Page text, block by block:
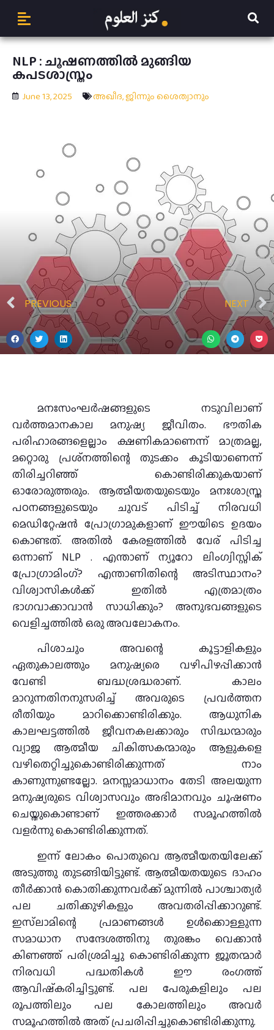
NLP : ചൂഷണത്തില്‍ മുങ്ങിയ
കപടശാസ്ത്രം
June 13, 2025 അഖീദ,ജിന്നും ശൈത്വാനും
PREVIOUS NEXT
മനഃസംഘര്‍ഷങ്ങളുടെ നടുവിലാണ്
വര്‍ത്തമാനകാല മനുഷ്യ ജീവിതം. ഭൗതിക
പരിഹാരങ്ങളെല്ലാം ക്ഷണികമാണെന്ന് മാത്രമല്ല,
മറ്റൊരു പ്രശ്‌നത്തിന്റെ തുടക്കം കൂടിയാണെന്ന്
തിരിച്ചറിഞ്ഞ് കൊണ്ടിരിക്കുകയാണ്
ഓരോരുത്തരും. ആത്മീയതയുടെയും മനഃശാസ്ത്ര
പഠനങ്ങളുടെയും ചുവട് പിടിച്ച് നിരവധി
മെഡിറ്റേഷന്‍ പ്രോഗ്രാമുകളാണ് ഈയിടെ ഉദയം
കൊണ്ടത്. അതില്‍ കേരളത്തില്‍ വേര് പിടിച്ച
ഒന്നാണ് NLP . എന്താണ് ന്യൂറോ ലിംഗ്വിസ്റ്റിക്
പ്രോഗ്രാമിംഗ്? എന്താണിതിന്റെ അടിസ്ഥാനം?
വിശ്വാസികള്‍ക്ക് ഇതില്‍ എത്രമാത്രം
ഭാഗവാക്കാവാന്‍ സാധിക്കും? അനുഭവങ്ങളുടെ
വെളിച്ചത്തില്‍ ഒരു അവലോകനം.
പിശാചും അവന്റെ കൂട്ടാളികളും
ഏതുകാലത്തും മനുഷ്യരെ വഴിപിഴപ്പിക്കാന്‍
വേണ്ടി ബദ്ധശ്രദ്ധരാണ്. കാലം
മാറുന്നതിനനുസരിച്ച് അവരുടെ പ്രവര്‍ത്തന
രീതിയും മാറിക്കൊണ്ടിരിക്കും. ആധുനിക
കാലഘട്ടത്തില്‍ ജീവനകലക്കാരും സിദ്ധന്മാരും
വ്യാജ ആത്മീയ ചികിത്സകന്മാരും ആളുകളെ
വഴിതെറ്റിച്ചുകൊണ്ടിരിക്കുന്നത് നാം
കാണുന്നുണ്ടല്ലോ. മനസ്സമാധാനം തേടി അലയുന്ന
മനുഷ്യരുടെ വിശ്വാസവും അഭിമാനവും ചൂഷണം
ചെയ്തുകൊണ്ടാണ് ഇത്തരക്കാര്‍ സമൂഹത്തില്‍
വളര്‍ന്നു കൊണ്ടിരിക്കുന്നത്.
ഇന്ന് ലോകം പൊതുവെ ആത്മീയതയിലേക്ക്
അടുത്തു തുടങ്ങിയിട്ടുണ്ട്. ആത്മീയതയുടെ ദാഹം
തീര്‍ക്കാന്‍ കൊതിക്കുന്നവര്‍ക്ക് മുന്നില്‍ പാശ്ചാത്യര്‍
പല ചതിക്കുഴികളും അവതരിപ്പിക്കാറുണ്ട്.
ഇസ്‌ലാമിന്റെ പ്രമാണങ്ങള്‍ ഉള്‍ക്കൊള്ളുന്ന
സമാധാന സന്ദേശത്തിനു തുരങ്കം വെക്കാന്‍
കിണഞ്ഞ് പരിശ്രമിച്ചു കൊണ്ടിരിക്കുന്ന ജൂതന്മാര്‍
നിരവധി പദ്ധതികള്‍ ഈ രംഗത്ത്
ആവിഷ്‌കരിച്ചിട്ടുണ്ട്. പല പേരുകളിലും പല
രൂപത്തിലും പല കോലത്തിലും അവര്‍
സമൂഹത്തില്‍ അത് പ്രചരിപ്പിച്ചുകൊണ്ടിരിക്കുന്നു.